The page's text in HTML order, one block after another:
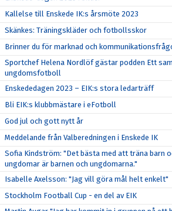
Kallelse till Enskede IK:s årsmöte 2023
Skänkes: Träningskläder och fotbollsskor
Brinner du för marknad och
Sportchef Helena Nordlöf gästar podden Ett
ungdomsfotboll
Enskededagen 2023 – EIK:s stora ledarträff
Bli EIK:s klubbmästare i eFotboll
God jul och gott nytt år
Meddelande från Valberedningen i Enskede IK
Sofia Kindström: "Det bästa med att träna barn
ungdomar är barnen och ungdomarna."
Isabelle Axelsson: "Jag vill göra mål helt enkelt"
Stockholm Football Cup - en del av EIK